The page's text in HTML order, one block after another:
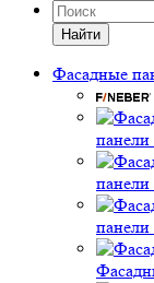
Найти
Фасадные
панели